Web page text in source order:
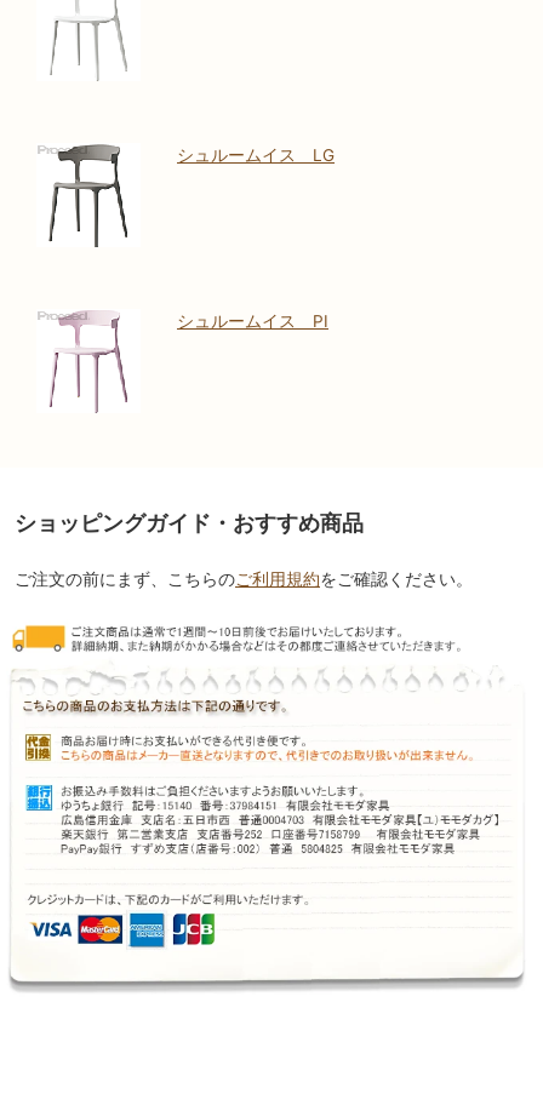
シュルームイス LG
シュルームイス PI
ショッピングガイド・おすすめ商品
ご注文の前にまず、こちらのご利用規約をご確認ください。